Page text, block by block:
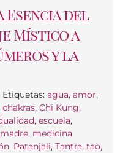
Esencia del
Místico a
y la
Etiquetas: agua, amor,
chakras, Chi Kung,
, escuela,
madre, medicina
, Patanjali, Tantra, tao,